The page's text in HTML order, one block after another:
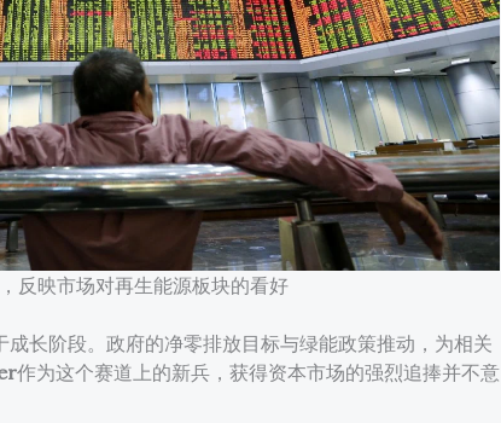
反映市场对再生能源板块的看好
长阶段。政府的净零排放目标与绿能政策推动，为相关
作为这个赛道上的新兵，获得资本市场的强烈追捧并不意